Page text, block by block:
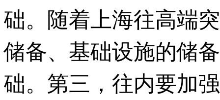
础。随着上海往高端
储备、基础设施的储
础。第三，往内要加